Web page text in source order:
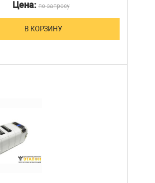
Цена:по запросу
В КОРЗИНУ